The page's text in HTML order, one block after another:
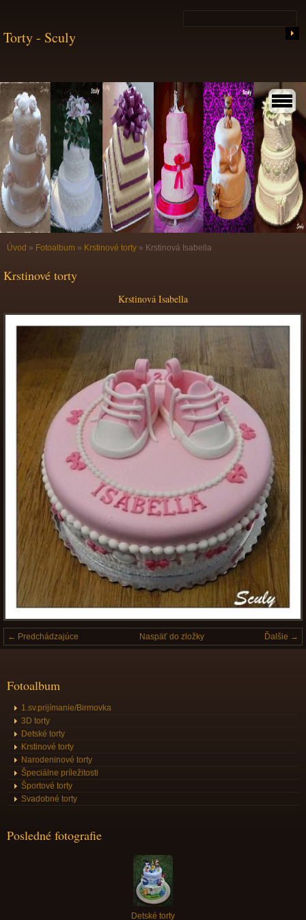
Torty - Sculy
Úvod » Fotoalbum » Krstinové torty » Krstinová Isabella
Krstinové torty
Krstinová Isabella
← Predchádzajúce Ďalšie →
Naspäť do zložky
Fotoalbum
1.sv.prijímanie/Birmovka
3D torty
Detské torty
Krstinové torty
Narodeninové torty
Špeciálne príležitosti
Športové torty
Svadobné torty
Posledné fotografie
Detské torty